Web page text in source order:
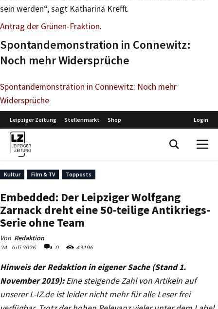
sein werden“, sagt Katharina Krefft.
Antrag der Grünen-Fraktion.
Spontandemonstration in Connewitz:
Noch mehr Widersprüche
Spontandemonstration in Connewitz: Noch mehr
Widersprüche
Hinweis der Redaktion in eigener Sache (Stand 1.
November 2019):Eine steigende Zahl von Artikeln auf
unserer L-IZ.de ist leider nicht mehr für alle Leser frei